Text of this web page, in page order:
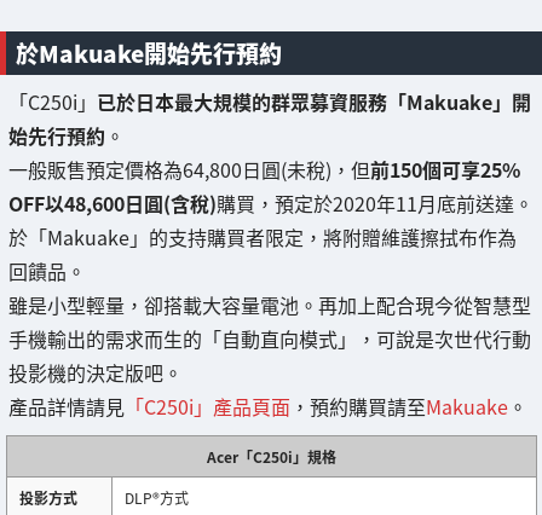
於Makuake開始先行預約
「C250i」 已於日本最大規模的群眾募資服務「Makuake」開
始先行預約 。
一般販售預定價格為64,800日圓(未稅)，但前150個可享25%
OFF以48,600日圓(含稅)購買，預定於2020年11月底前送達。
於「Makuake」的支持購買者限定，將附贈維護擦拭布作為
回饋品。
雖是小型輕量，卻搭載大容量電池。再加上配合現今從智慧型
手機輸出的需求而生的「自動直向模式」，可說是次世代行動
投影機的決定版吧。
產品詳情請見 「C250i」產品頁面 ，預約購買請至Makuake 。
Acer「C250i」規格
投影方式
DLP®方式